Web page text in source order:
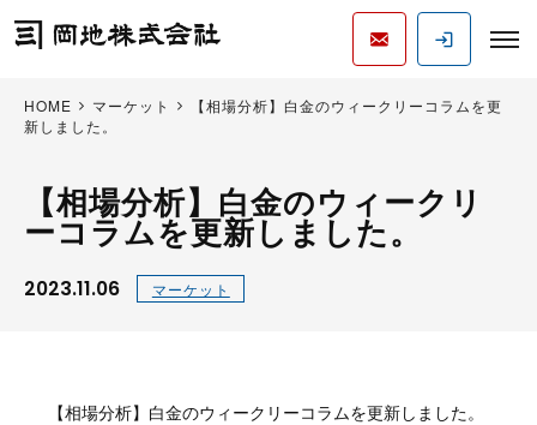
HOME マーケット
【相場分析】白金のウィークリーコラムを更
新しました。
【相場分析】白金のウィークリ
ーコラムを更新しました。
2023.11.06 マーケット
【相場分析】白金のウィークリーコラムを更新しました。